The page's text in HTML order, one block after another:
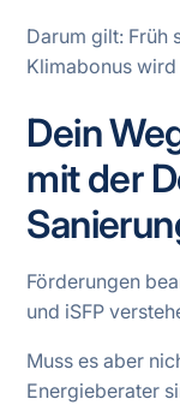
Darum gilt: Früh
Klimabonus
Dein
mit der
Förderungen
und iSFP
Muss es aber
Energieberater